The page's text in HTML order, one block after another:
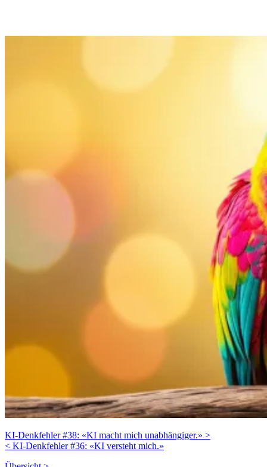
KI-Denkfehler #38: «KI macht mich unabhängiger.» >
< KI-Denkfehler #36: «KI versteht mich.»